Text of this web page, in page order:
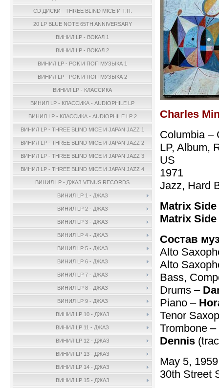
CD ДИСКИ - THREE BLIND MICE И Т.П.
20 LP BLUE NOTE 65TH ANNIVERSARY
ВИНИЛ LP - ВОКАЛ 1
ВИНИЛ LP - ВОКАЛ 2
ВИНИЛ LP - РОК И ПОП МУЗЫКА 1
ВИНИЛ LP - РОК И ПОП МУЗЫКА 2
ВИНИЛ LP - КЛАССИКА
ВИНИЛ LP - КЛАССИКА - AUDIOPHILE LP
ВИНИЛ LP - КЛАССИКА - AUDIOPHILE LP 2
ВИНИЛ LP - THREE BLIND MICE И JAPAN JAZZ 1
ВИНИЛ LP - THREE BLIND MICE И JAPAN JAZZ 2
ВИНИЛ LP - THREE BLIND MICE И JAPAN JAZZ 3
ВИНИЛ LP - THREE BLIND MICE И JAPAN JAZZ 4
ВИНИЛ LP - ДЖАЗ VENUS RECORDS
ВИНИЛ LP 1 - ДЖАЗ
ВИНИЛ LP 2 - ДЖАЗ
ВИНИЛ LP 3 - ДЖАЗ
ВИНИЛ LP 4 - ДЖАЗ
ВИНИЛ LP 5 - ДЖАЗ
ВИНИЛ LP 6 - ДЖАЗ
ВИНИЛ LP 7 - ДЖАЗ
ВИНИЛ LP 8 - ДЖАЗ
ВИНИЛ LP 9 - ДЖАЗ
ВИНИЛ LP 10 - ДЖАЗ
ВИНИЛ LP 11 - ДЖАЗ
ВИНИЛ LP 12 - ДЖАЗ
ВИНИЛ LP 13 - ДЖАЗ
ВИНИЛ LP 14 - ДЖАЗ
ВИНИЛ LP 15 - ДЖАЗ
Charles
Columbia –
LP, Album,
US
1971
Jazz, Hard
Matrix Side
Matrix
Состав
Alto
Alto
Bass,
Drums –
Piano –
Tenor
Trombone –
Dennis
May 5,
30th Street